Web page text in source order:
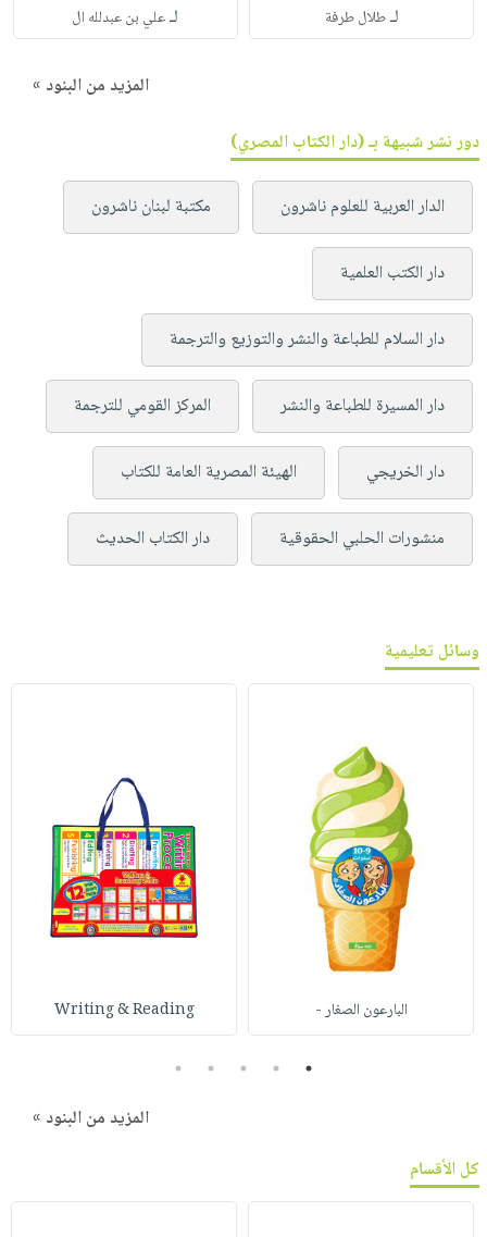
لـطلال طرفة لـعلي بن عبدلله ال
المزيد من البنود »
دور نشر شبيهة بـ (دار الكتاب المصري)
الدار العربية للعلوم ناشرون مكتبة لبنان ناشرون
دار الكتب العلمية
دار السلام للطباعة والنشر والتوزيع والترجمة
دار المسيرة للطباعة والنشر المركز القومي للترجمة
دار الخريجي الهيئة المصرية العامة للكتاب
منشورات الحلبي الحقوقية دار الكتاب الحديث
وسائل تعليمية
البارعون الصغار - Writing & Reading
1
2
3
4
5
المزيد من البنود »
كل الأقسام